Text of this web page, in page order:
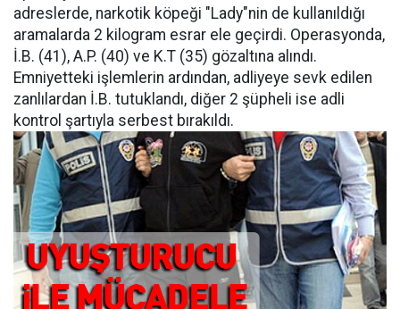
adreslerde, narkotik köpeği "Lady"nin de kullanıldığı
aramalarda 2 kilogram esrar ele geçirdi. Operasyonda,
İ.B. (41), A.P. (40) ve K.T (35) gözaltına alındı.
Emniyetteki işlemlerin ardından, adliyeye sevk edilen
zanlılardan İ.B. tutuklandı, diğer 2 şüpheli ise adli
kontrol şartıyla serbest bırakıldı.